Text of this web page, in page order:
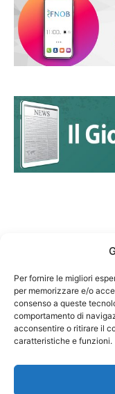
Per fornire le migliori
per memorizzare e/o
consenso a queste
comportamento di
acconsentire o ritirare il
caratteristiche e funzioni.
Federazione
Responsabile